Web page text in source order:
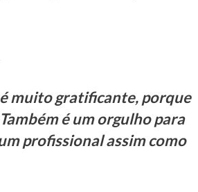
muito gratificante, porque
é um orgulho para
profissional assim como